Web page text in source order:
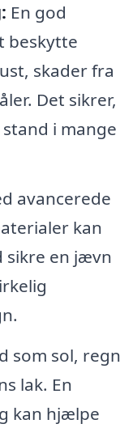
En god
beskytte
skader fra
Det sikrer,
i mange
avancerede
kan
sikre en jævn
som sol, regn
lak. En
kan hjælpe